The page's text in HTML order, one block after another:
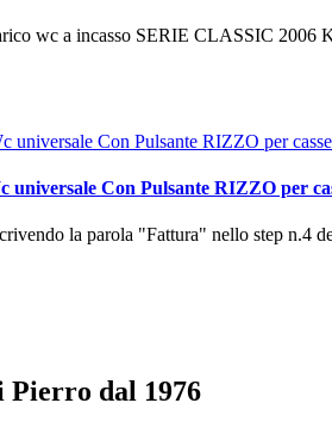
wc a incasso SERIE CLASSIC 2006
Con Pulsante RIZZO per
la parola "Fattura" nello step n.4
Pierro dal 1976